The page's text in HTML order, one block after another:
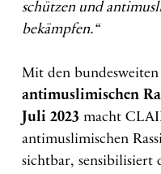
schützen und
bekämpfen.“
Mit den bundesweiten
antimuslimischen
Juli 2023 macht
antimuslimischen
sichtbar,